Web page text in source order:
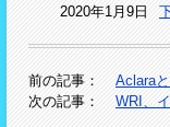
2020年1月9日
前の記事：
Aclara
次の記事：
WRI、